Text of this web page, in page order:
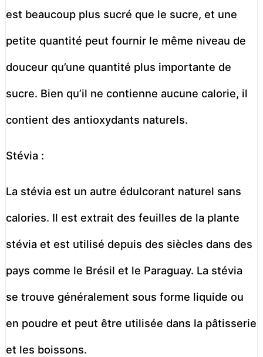
est beaucoup plus sucré que le sucre, et une
petite quantité peut fournir le même niveau de
douceur qu’une quantité plus importante de
sucre. Bien qu’il ne contienne aucune calorie, il
contient des antioxydants naturels.
Stévia :
La stévia est un autre édulcorant naturel sans
calories. Il est extrait des feuilles de la plante
stévia et est utilisé depuis des siècles dans des
pays comme le Brésil et le Paraguay. La stévia
se trouve généralement sous forme liquide ou
en poudre et peut être utilisée dans la pâtisserie
et les boissons.